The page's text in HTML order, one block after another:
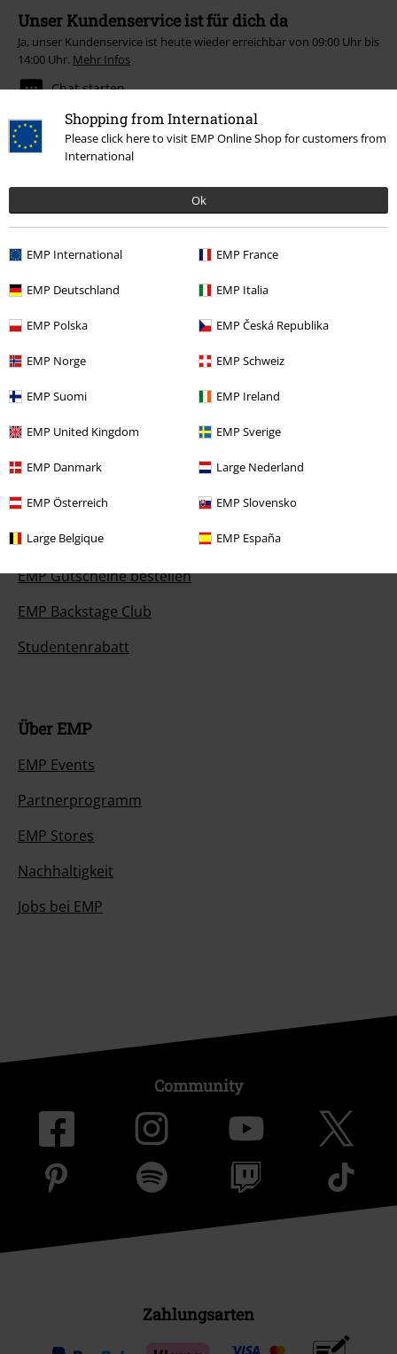
Shopping from International
Please click here to visit EMP Online Shop for customers from
International
Ok
EMP International EMP France
EMP Deutschland EMP Italia
EMP Polska EMP Česká Republika
EMP Norge EMP Schweiz
EMP Suomi EMP Ireland
EMP United Kingdom EMP Sverige
EMP Danmark Large Nederland
EMP Österreich EMP Slovensko
Large Belgique EMP España
Unser Kundenservice ist für dich da
Ja, unser Kundenservice ist heute wieder erreichbar von 09:00 Uhr bis
14:00 Uhr. Mehr Infos
Chat starten
FAQ / Hilfe
Rückgaberichtlinien
Artikel zurücksenden
Größentabelle
BSC Mitgliedschaft kündigen
Zahlungsarten
Angebote für dich
Magazin
Gewinnspiele
EMP Gutscheine bestellen
EMP Backstage Club
Studentenrabatt
Über EMP
EMP Events
Partnerprogramm
EMP Stores
Nachhaltigkeit
Jobs bei EMP
Community
Zahlungsarten